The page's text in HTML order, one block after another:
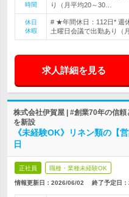
時間
り（月平均20～30…
休日
休暇
# ★年間休日：112日* 週
土曜日会議で出勤あり（
求人詳細を見る
株式会社伊賀屋 | #創業70年の信
を新設
《未経験OK》リネン類の【
日
正社員 職種・業種未経験OK
情報更新日：2026/06/02 終了予定日：